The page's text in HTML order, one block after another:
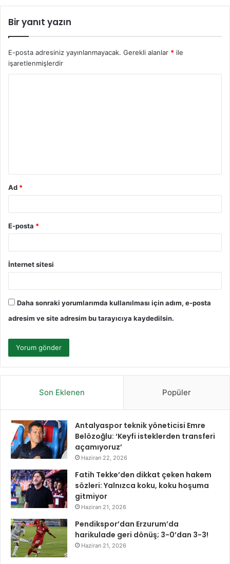
Bir yanıt yazın
E-posta adresiniz yayınlanmayacak. Gerekli alanlar * ile
işaretlenmişlerdir
Ad *
E-posta *
İnternet sitesi
Daha sonraki yorumlarımda kullanılması için adım, e-posta
adresim ve site adresim bu tarayıcıya kaydedilsin.
Son Eklenen Popüler
Antalyaspor teknik yöneticisi Emre
Belözoğlu: ‘Keyfi isteklerden transferi
açamıyoruz’
Haziran 22, 2026
Fatih Tekke’den dikkat çeken hakem
sözleri: Yalnızca koku, koku hoşuma
gitmiyor
Haziran 21, 2026
Pendikspor’dan Erzurum’da
harikulade geri dönüş; 3-0’dan 3-3!
Haziran 21, 2026